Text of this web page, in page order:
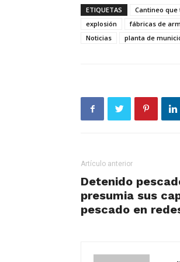
ETIQUETAS Cantineo que
explosión
fábricas de
Noticias
planta de
Artículo anterior
Detenido
presumia sus
pescado en